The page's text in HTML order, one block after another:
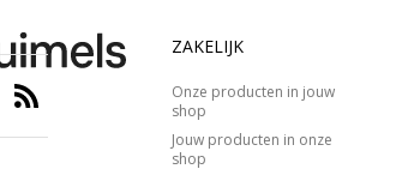
ZAKELIJK
Onze producten in jouw
shop
Jouw producten in onze
shop